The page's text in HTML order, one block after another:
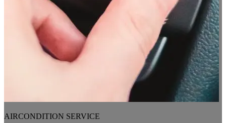
AIRCONDITION SERVICE